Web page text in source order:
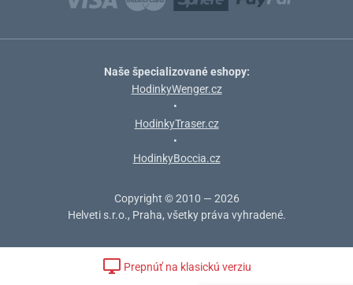
Naše špecializované eshopy:
HodinkyWenger.cz
•
HodinkyTraser.cz
•
HodinkyBoccia.cz
Copyright © 2010 — 2026
Helveti s.r.o., Praha, všetky práva vyhradené.
Prepnúť na klasickú verziu